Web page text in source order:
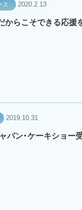
ス 2020.2.13
からこそできる応援
2019.10.31
パン・ケーキショー